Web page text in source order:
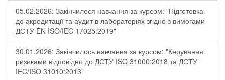
05.02.2026: Закінчилося навчання за курсом: "Підготовка
до акредитації та аудит в лабораторіях згідно з вимогами
ДСТУ EN ISO/IEC 17025:2019"
30.01.2026: Закінчилось навчання за курсом: "Керування
ризиками відповідно до ДСТУ ISO 31000:2018 та ДСТУ
IEC/ISO 31010:2013"